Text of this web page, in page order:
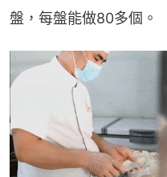
盤，每盤能做80多個。